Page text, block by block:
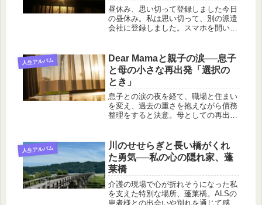
した
昼休み、思い切って登録しました今日
の昼休み。私は思い切って、別の派遣
会社に登録しました。スマホを開い
した。でも最近の私は、「今日はあの
人と同じシフトだ」そう思うだけで、
動悸...
人生アルバム
Dear Mamaと親子の涙──息子
と母の小さな再出発「選択の
とき」
息子との涙の夜を経て、職場と住まい
を変え、過去の重さを抱えながら債務
整理をすると決意。母としての再出発
人生アルバム
川のせせらぎと長い橋がくれ
た勇気──私の心の隠れ家、蓬
莱橋
介護の現場で心が折れそうになった私
を支えた特別な場所、蓬莱橋。ALSの
患者様との出会いや別れを通じて感じ